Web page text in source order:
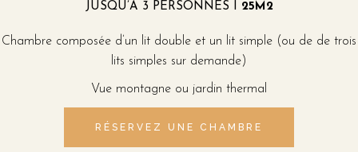
JUSQU’À 3 PERSONNES I 25M2
Chambre composée d’un lit double et un lit simple (ou de de trois
lits simples sur demande)
Vue montagne ou jardin thermal
RÉSERVEZ UNE CHAMBRE